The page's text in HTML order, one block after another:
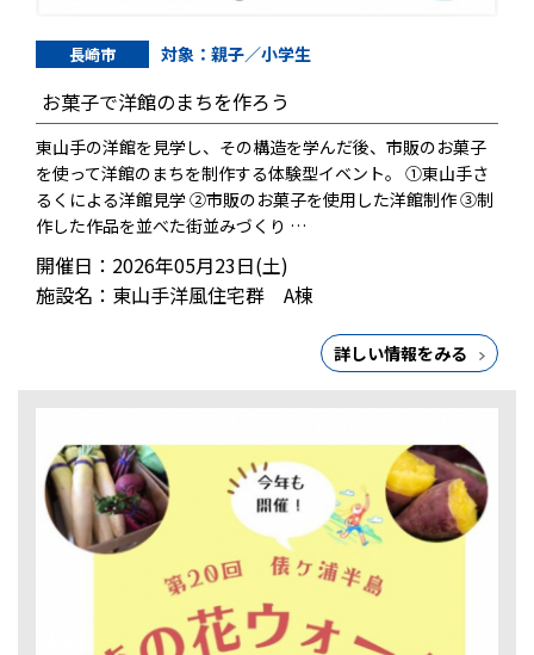
長崎市 対象：親子／小学生
お菓子で洋館のまちを作ろう
東山手の洋館を見学し、その構造を学んだ後、市販のお菓子
を使って洋館のまちを制作する体験型イベント。 ①東山手さ
るくによる洋館見学 ②市販のお菓子を使用した洋館制作 ③制
作した作品を並べた街並みづくり …
開催日：2026年05月23日(土)
施設名：東山手洋風住宅群 A棟
詳しい情報をみる